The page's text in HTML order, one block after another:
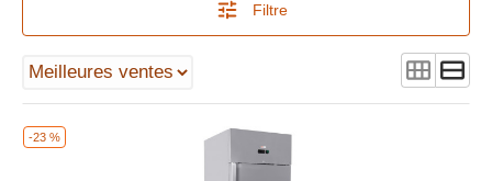
Filtre
-23 %